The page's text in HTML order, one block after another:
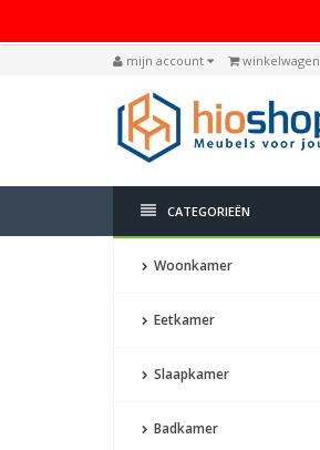
mijn account winkelwagen
CATEGORIEËN
Woonkamer
Eetkamer
Slaapkamer
Badkamer